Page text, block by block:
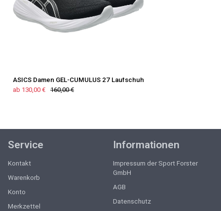
ASICS Damen GEL-CUMULUS 27 Laufschuh
ab 130,00 €
160,00 €
Service
Kontakt
Warenkorb
Konto
Merkzettel
Informationen
Impressum der Sport Forster
GmbH
AGB
Datenschutz